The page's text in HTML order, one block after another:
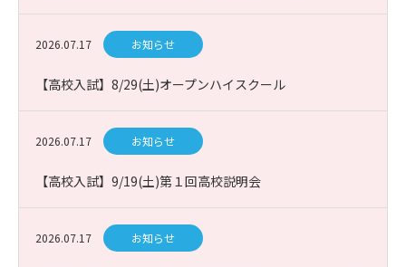
2026.07.17 お知らせ
【高校入試】8/29(土)オープンハイスクール
2026.07.17 お知らせ
【高校入試】9/19(土)第１回高校説明会
2026.07.17 お知らせ